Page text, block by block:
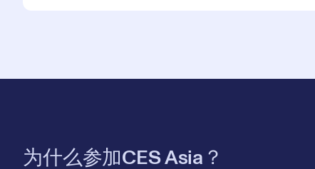
为什么参加CES Asia？